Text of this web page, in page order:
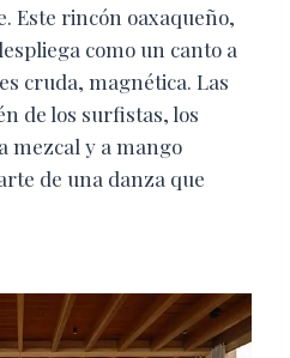
Este rincón oaxaqueño,
como un canto a
cruda, magnética. Las
de los surfistas, los
mezcal y a mango
de una danza que